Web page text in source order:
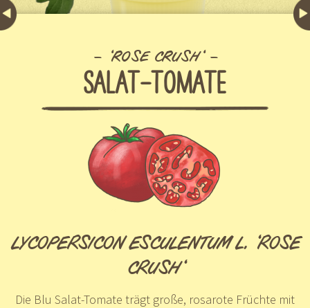
‘ROSE CRUSH‘
SALAT-TOMATE
LYCOPERSICON ESCULENTUM L. ‘ROSE
CRUSH‘
Die Blu Salat-Tomate trägt große, rosarote Früchte mit